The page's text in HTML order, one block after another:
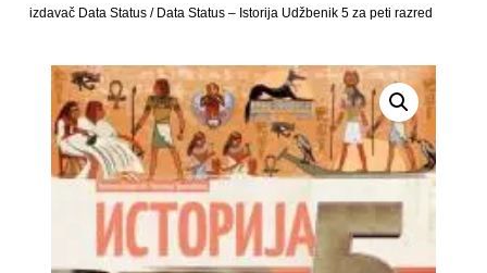
izdavač Data Status/ Data Status – Istorija Udžbenik 5 za peti razred